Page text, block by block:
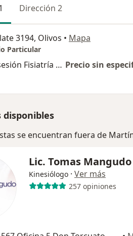
Dirección 2
3194, Olivos • Mapa
Particular
Primera sesión Fisiatría y Kinesiología Precio sin
disponibles
se encuentran fuera de
Lic. Tomas Mangudo
Kinesiólogo · Ver más
257 opiniones